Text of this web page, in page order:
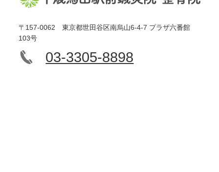
〒157-0062 東京都世田谷区南烏山6-4-7 プラザ六番館
103号
03-3305-8898